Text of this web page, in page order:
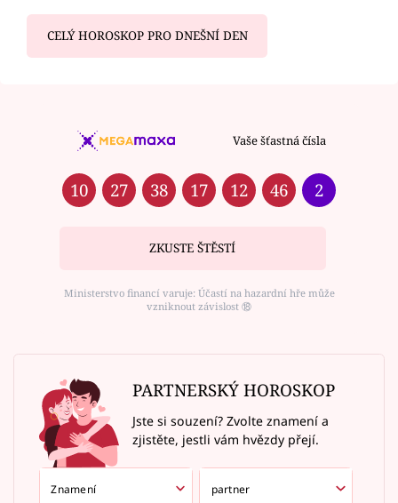
CELÝ HOROSKOP PRO DNEŠNÍ DEN
Vaše šťastná čísla
10 27 38 17 12 46 2
ZKUSTE ŠTĚSTÍ
Ministerstvo financí varuje: Účastí na hazardní hře může
vzniknout závislost ⑱
PARTNERSKÝ HOROSKOP
Jste si souzení? Zvolte znamení a
zjistěte, jestli vám hvězdy přejí.